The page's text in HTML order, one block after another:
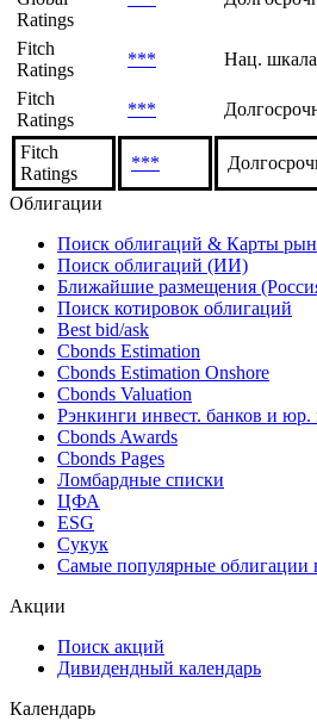
Global
Ratings
***
S&P
Global
Ratings
Fitch
Ratings
***
Нац.
Fitch
Ratings
***
Fitch
Ratings
***
Облигации
Поиск облигаций & Карты
Поиск облигаций (ИИ)
Ближайшие размещения
Поиск котировок облигаций
Best bid/ask
Cbonds Estimation
Cbonds Estimation Onshore
Cbonds Valuation
Рэнкинги инвест. банков и юр.
Cbonds Awards
Cbonds Pages
Ломбардные списки
ESG
Самые популярные облигации